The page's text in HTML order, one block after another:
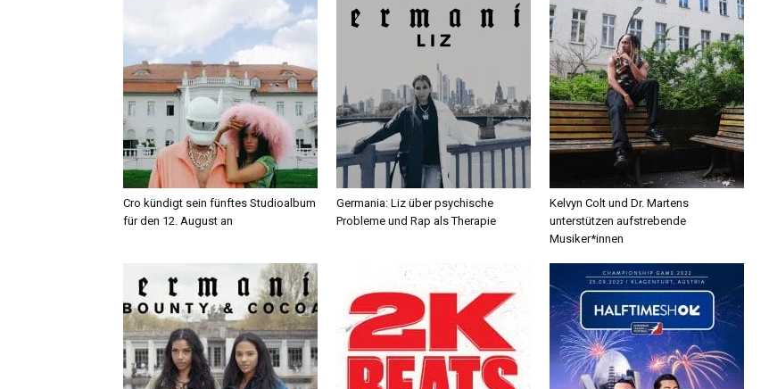
Cro kündigt sein fünftes Studioalbum
für den 12. August an
Germania: Liz über psychische
Probleme und Rap als Therapie
Kelvyn Colt und Dr. Martens
unterstützen aufstrebende
Musiker*innen